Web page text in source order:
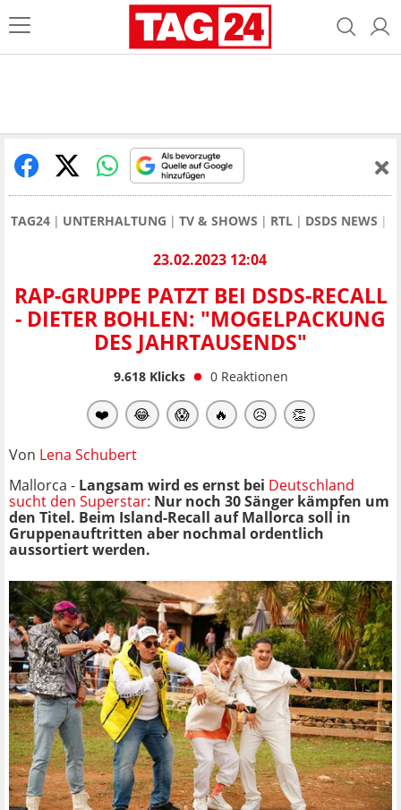
TAG24 UNTERHALTUNG TV & SHOWS RTL DSDS NEWS
23.02.2023 12:04
RAP-GRUPPE PATZT BEI DSDS-RECALL
- DIETER BOHLEN: "MOGELPACKUNG
DES JAHRTAUSENDS"
9.618Klicks 0 Reaktionen
❤️ 😂 😱 🔥 😥 👏
Von Lena Schubert
Mallorca - Langsam wird es ernst bei Deutschland
sucht den Superstar: Nur noch 30 Sänger kämpfen um
den Titel. Beim Island-Recall auf Mallorca soll in
Gruppenauftritten aber nochmal ordentlich
aussortiert werden.